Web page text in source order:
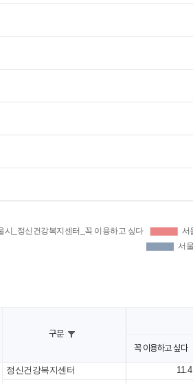
콘
구분
정신건강복지센터
꼭 이용하고 싶다
11.4